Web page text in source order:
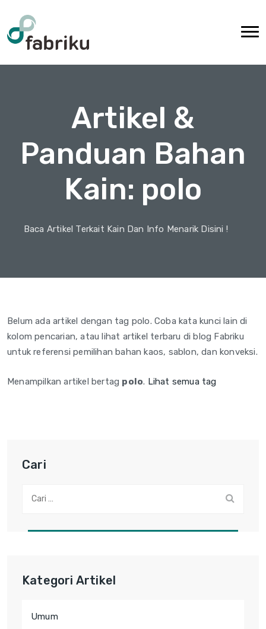
Artikel &
Panduan Bahan
Kain: polo
Baca Artikel Terkait Kain Dan Info Menarik Disini !
Belum ada artikel dengan tag polo. Coba kata kunci lain di
kolom pencarian, atau lihat artikel terbaru di blog Fabriku
untuk referensi pemilihan bahan kaos, sablon, dan konveksi.
Menampilkan artikel bertag polo. Lihat semua tag
Cari
Kategori Artikel
Umum